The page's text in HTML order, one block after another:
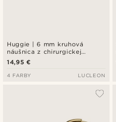
Huggie | 6 mm kruhová
náušnica z chirurgickej
nehrdzavejúcej ocele v
čiernej farbe
14,95 €
4 FARBY LUCLEON